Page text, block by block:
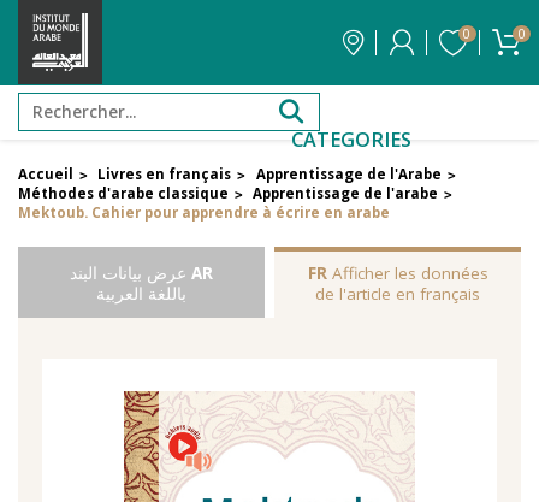
0 0
CATEGORIES
Accueil > Livres en français > Apprentissage de l'Arabe >
Méthodes d'arabe classique > Apprentissage de l'arabe >
Mektoub. Cahier pour apprendre à écrire en arabe
AR عرض بيانات البند
باللغة العربية
FRAfficher les données
de l'article en français